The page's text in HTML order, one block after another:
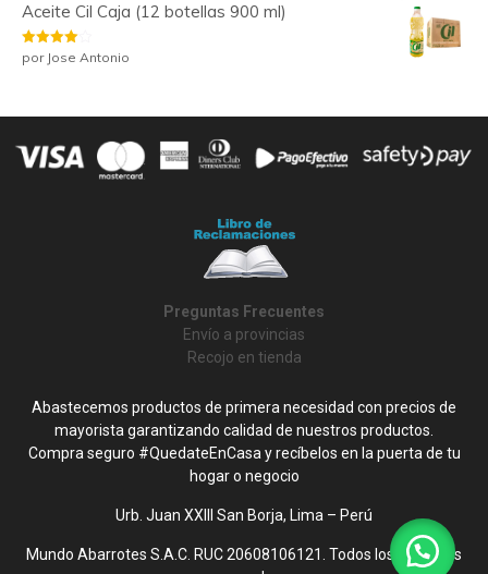
Aceite Cil Caja (12 botellas 900 ml)
Valorado
con 4
por Jose Antonio
Preguntas Frecuentes
Envío a provincias
Recojo en tienda
Abastecemos productos de primera necesidad con precios de
mayorista garantizando calidad de nuestros productos.
Compra seguro #QuedateEnCasa y recíbelos en la puerta de tu
hogar o negocio
Urb. Juan XXIII San Borja, Lima – Perú
Mundo Abarrotes S.A.C. RUC 20608106121. Todos los derechos